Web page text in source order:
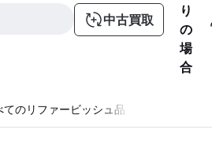
中古買取
り
の
場
合
てのリファービッシュ品